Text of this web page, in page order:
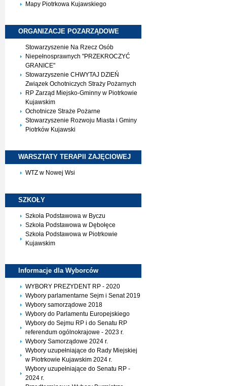
Mapy Piotrkowa Kujawskiego
ORGANIZACJE POZARZĄDOWE
Stowarzyszenie Na Rzecz Osób
Niepełnosprawnych "PRZEKROCZYĆ
GRANICE"
Stowarzyszenie CHWYTAJ DZIEŃ
Związek Ochotniczych Straży Pożarnych
RP Zarząd Miejsko-Gminny w Piotrkowie
Kujawskim
Ochotnicze Straże Pożarne
Stowarzyszenie Rozwoju Miasta i Gminy
Piotrków Kujawski
WARSZTATY TERAPII ZAJĘCIOWEJ
WTZ w Nowej Wsi
SZKOŁY
Szkoła Podstawowa w Byczu
Szkoła Podstawowa w Dębołęce
Szkoła Podstawowa w Piotrkowie
Kujawskim
Informacje dla Wyborców
WYBORY PREZYDENT RP - 2020
Wybory parlamentarne Sejm i Senat 2019
Wybory samorządowe 2018
Wybory do Parlamentu Europejskiego
Wybory do Sejmu RP i do Senatu RP
referendum ogólnokrajowe - 2023 r.
Wybory Samorządowe 2024 r.
Wybory uzupełniające do Rady Miejskiej
w Piotrkowie Kujawskim 2024 r.
Wybory uzupełniające do Senatu RP -
2024 r.